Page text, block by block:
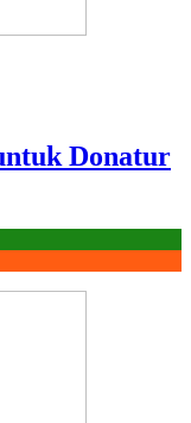
Donatur